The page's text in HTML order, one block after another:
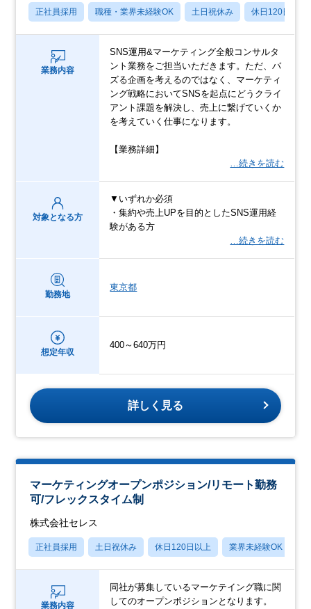
正社員採用 職種・業界未経験OK 土日祝休み 休日120日以上
業務内容
SNS運用&マーケティング全般コンサルタ
ント業務をご担当いただきます。ただ、バ
ズる企画を考えるのではなく、マーケティ
ング戦略においてSNSを起点にどうクライ
アント課題を解決し、売上に繋げていくか
を考えていく仕事になります。
【業務詳細】
…続きを読む
対象となる方
▼いずれか必須
・集約や売上UPを目的としたSNS運用経
験がある方
…続きを読む
勤務地
東京都
想定年収
400～640万円
詳しく見る
マーケティングオープンポジション/リモート勤務
可/フレックスタイム制
株式会社セレス
正社員採用 土日祝休み 休日120日以上 業界未経験OK
業務内容
同社が募集しているマーケテイング職に関
してのオープンポジションとなります。